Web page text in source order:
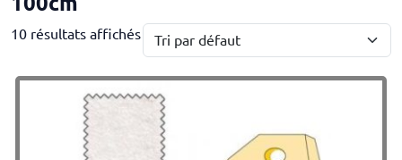
10 résultats affichés